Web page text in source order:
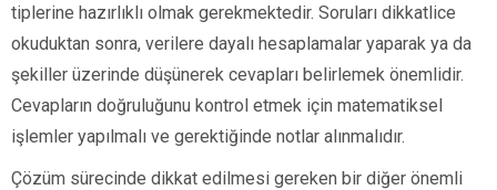
tiplerine hazırlıklı olmak gerekmektedir. Soruları dikkatlice
okuduktan sonra, verilere dayalı hesaplamalar yaparak ya da
şekiller üzerinde düşünerek cevapları belirlemek önemlidir.
Cevapların doğruluğunu kontrol etmek için matematiksel
işlemler yapılmalı ve gerektiğinde notlar alınmalıdır.
Çözüm sürecinde dikkat edilmesi gereken bir diğer önemli